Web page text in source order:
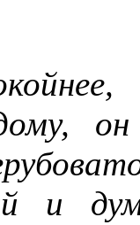
он
и